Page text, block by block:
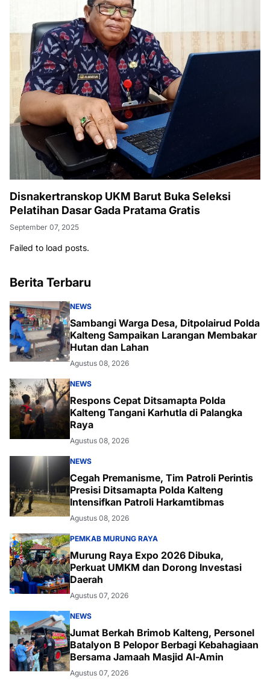
Disnakertranskop UKM Barut Buka Seleksi
Pelatihan Dasar Gada Pratama Gratis
September 07, 2025
Failed to load posts.
Berita Terbaru
NEWS
Sambangi Warga Desa, Ditpolairud Polda
Kalteng Sampaikan Larangan Membakar
Hutan dan Lahan
Agustus 08, 2026
NEWS
Respons Cepat Ditsamapta Polda
Kalteng Tangani Karhutla di Palangka
Raya
Agustus 08, 2026
NEWS
Cegah Premanisme, Tim Patroli Perintis
Presisi Ditsamapta Polda Kalteng
Intensifkan Patroli Harkamtibmas
Agustus 08, 2026
PEMKAB MURUNG RAYA
Murung Raya Expo 2026 Dibuka,
Perkuat UMKM dan Dorong Investasi
Daerah
Agustus 07, 2026
NEWS
Jumat Berkah Brimob Kalteng, Personel
Batalyon B Pelopor Berbagi Kebahagiaan
Bersama Jamaah Masjid Al-Amin
Agustus 07, 2026